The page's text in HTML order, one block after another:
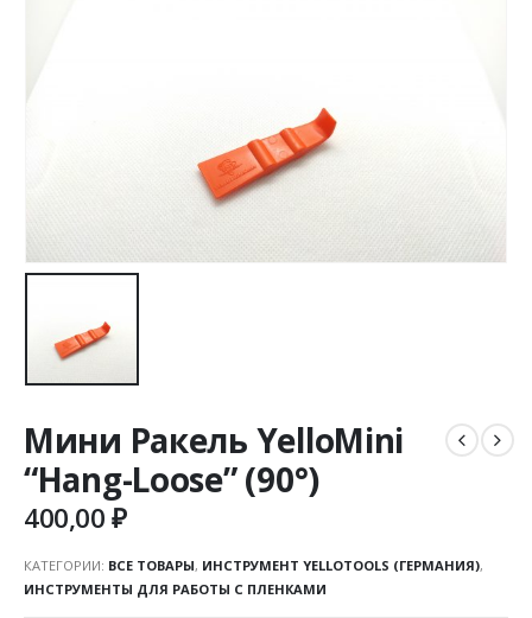
Мини Ракель YelloMini
“Hang-Loose” (90°)
400,00₽
КАТЕГОРИИ: ВСЕ ТОВАРЫ, ИНСТРУМЕНТ YELLOTOOLS (ГЕРМАНИЯ),
ИНСТРУМЕНТЫ ДЛЯ РАБОТЫ С ПЛЕНКАМИ